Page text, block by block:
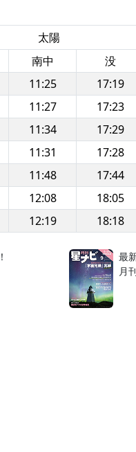
太陽
南中 没
11:25 17:19
11:27 17:23
11:34 17:29
11:31 17:28
11:48 17:44
12:08 18:05
12:19 18:18
最
月